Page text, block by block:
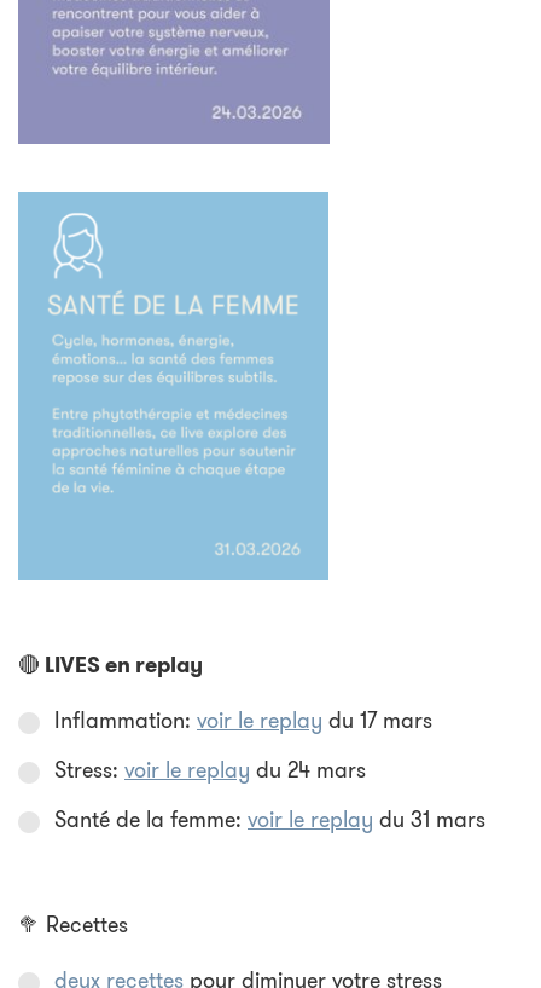
🔴 LIVES en replay
Inflammation: voir le replay du 17 mars
Stress: voir le replay du 24 mars
Santé de la femme: voir le replay du 31 mars
🥦 Recettes
deux recettes pour diminuer votre stress